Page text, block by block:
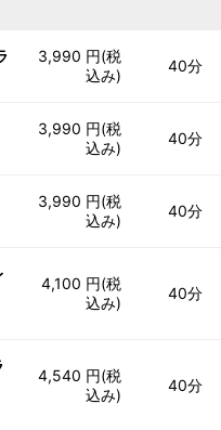
3,990 円(税
込み)
40分
3,990 円(税
込み)
40分
3,990 円(税
込み)
40分
4,100 円(税
込み)
40分
4,540 円(税
込み)
40分